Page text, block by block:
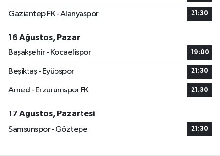
Gaziantep FK - Alanyaspor 21:30
16 Ağustos, Pazar
Başakşehir - Kocaelispor
19:00
Beşiktaş - Eyüpspor 21:30
Amed - Erzurumspor FK 21:30
17 Ağustos, Pazartesi
Samsunspor - Göztepe
21:30